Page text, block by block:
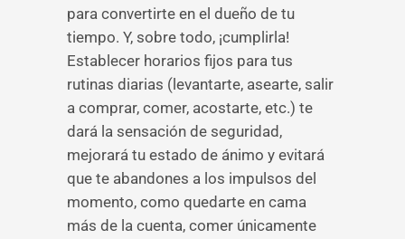
para convertirte en el dueño de tu
tiempo. Y, sobre todo, ¡cumplirla!
Establecer horarios fijos para tus
rutinas diarias (levantarte, asearte, salir
a comprar, comer, acostarte, etc.) te
dará la sensación de seguridad,
mejorará tu estado de ánimo y evitará
que te abandones a los impulsos del
momento, como quedarte en cama
más de la cuenta, comer únicamente